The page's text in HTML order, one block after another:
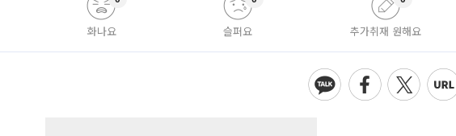
화나요 슬퍼요 추가취재 원해요